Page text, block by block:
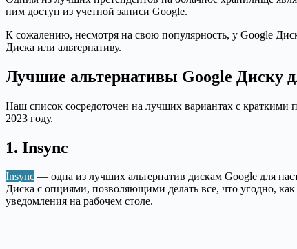
ним доступ из учетной записи Google.
К сожалению, несмотря на свою популярность, у Google
Диска или альтернативу.
Лучшие альтернативы Google Диску
Наш список сосредоточен на лучших вариантах с
2023 году.
1. Insync
Insync — одна из лучших альтернатив дискам Google для
Диска с опциями, позволяющими делать все, что угодно,
уведомления на рабочем столе.